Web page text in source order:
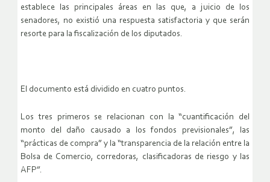
establece las principales áreas en las que, a juicio de los
senadores, no existió una respuesta satisfactoria y que serán
resorte para la fiscalización de los diputados.
El documento está dividido en cuatro puntos.
Los tres primeros se relacionan con la “cuantificación del
monto del daño causado a los fondos previsionales”, las
“prácticas de compra” y la “transparencia de la relación entre la
Bolsa de Comercio, corredoras, clasificadoras de riesgo y las
AFP”.